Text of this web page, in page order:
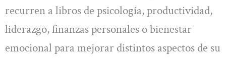
recurren a libros de psicología, productividad,
liderazgo, finanzas personales o bienestar
emocional para mejorar distintos aspectos de su